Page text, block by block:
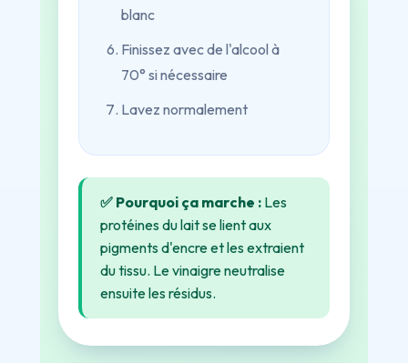
blanc
Finissez avec de l'alcool à
70° si nécessaire
Lavez normalement
✅ Pourquoi ça marche : Les
protéines du lait se lient aux
pigments d'encre et les extraient
du tissu. Le vinaigre neutralise
ensuite les résidus.